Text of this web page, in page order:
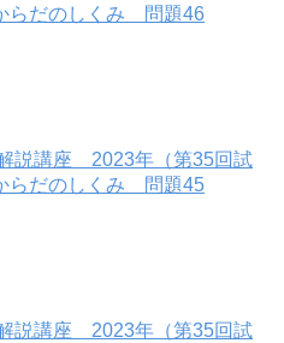
らだのしくみ 問題46
説講座 2023年（第35回試
らだのしくみ 問題45
説講座 2023年（第35回試